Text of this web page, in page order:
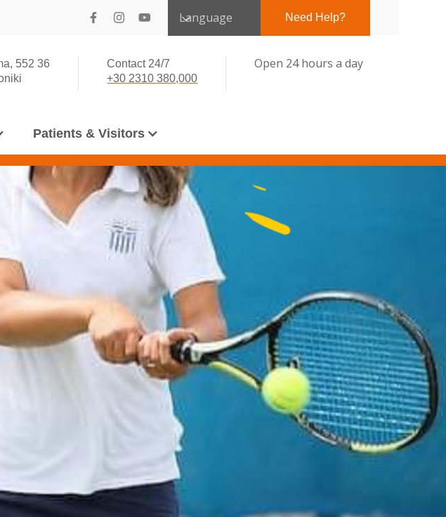
Language Need Help?
552 36
Contact 24/7
+30 2310 380,000
Open 24 hours a day
Patients & Visitors